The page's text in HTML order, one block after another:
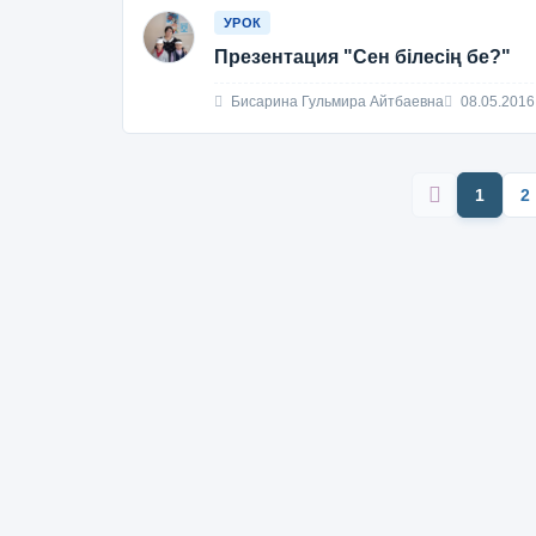
УРОК
Презентация "Сен білесің бе?"
Бисарина Гульмира Айтбаевна 08.05.2016
1 2